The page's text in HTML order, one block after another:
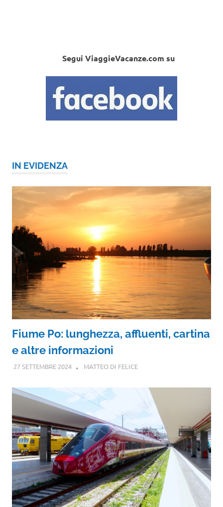
Segui ViaggieVacanze.com su
IN EVIDENZA
Fiume Po: lunghezza, affluenti, cartina
e altre informazioni
27 SETTEMBRE 2024 MATTEO DI FELICE